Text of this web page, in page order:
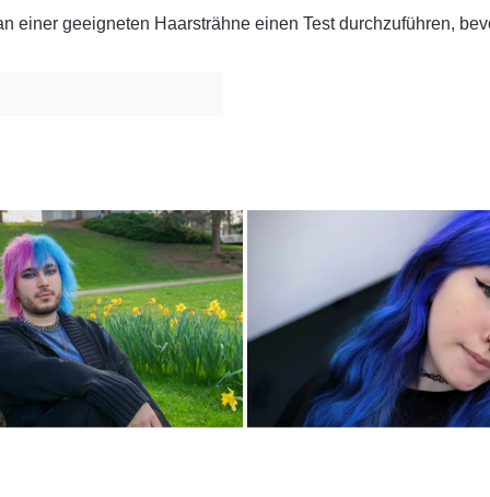
einer geeigneten Haarsträhne einen Test durchzuführen,